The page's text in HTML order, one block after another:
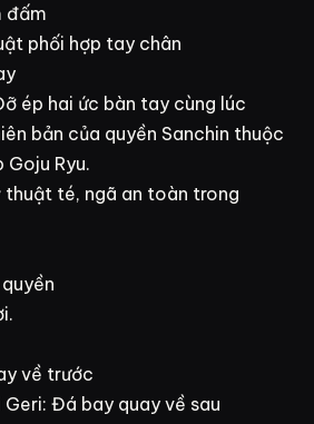
đấm
phối hợp tay chân
ép hai ức bàn tay cùng lúc
bản của quyền Sanchin thuộc
Goju Ryu.
thuật té, ngã an toàn trong
về trước
Geri: Đá bay quay về sau